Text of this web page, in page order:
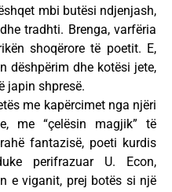
mbi butësi ndjenjash,
tradhti. Brenga, varfëria
shoqërore të poetit. E,
dëshpërim dhe kotësi jete,
japin shpresë.
me kapërcimet nga njëri
me “çelësin magjik” të
fantazisë, poeti kurdis
perifrazuar U. Econ,
e viganit, prej botës si një